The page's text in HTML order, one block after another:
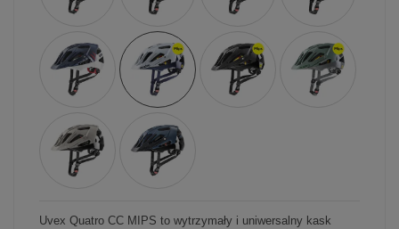
Uvex Quatro CC MIPS to wytrzymały i uniwersalny kask